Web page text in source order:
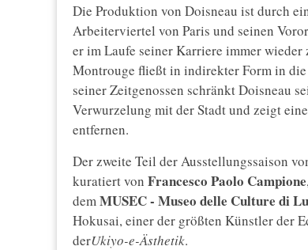
Die Produktion von Doisneau ist durch
Arbeiterviertel von Paris und seinen
er im Laufe seiner Karriere immer
Montrouge fließt in indirekter Form in
seiner Zeitgenossen schränkt Doisneau
Verwurzelung mit der Stadt und zeigt
entfernen.
Der zweite Teil der Ausstellungssaison
kuratiert von Francesco Paolo Campione
demMUSEC - Museo delle Culture di
Hokusai, einer der größten Künstler der
derUkiyo-e-Ästhetik.